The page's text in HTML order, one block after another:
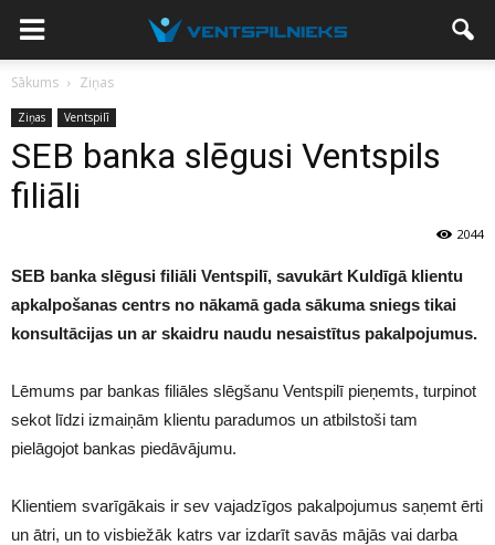
Sākums Ziņas
Ziņas Ventspilī
SEB banka slēgusi Ventspils
filiāli
2044
SEB banka slēgusi filiāli Ventspilī, savukārt Kuldīgā klientu
apkalpošanas centrs no nākamā gada sākuma sniegs tikai
konsultācijas un ar skaidru naudu nesaistītus pakalpojumus.
Lēmums par bankas filiāles slēgšanu Ventspilī pieņemts, turpinot
sekot līdzi izmaiņām klientu paradumos un atbilstoši tam
pielāgojot bankas piedāvājumu.
Klientiem svarīgākais ir sev vajadzīgos pakalpojumus saņemt ērti
un ātri, un to visbiežāk katrs var izdarīt savās mājās vai darba